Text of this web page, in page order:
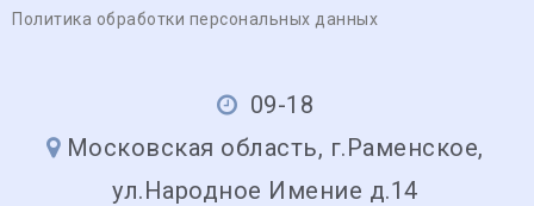
Политика обработки персональных данных
09-18
Московская область, г.Раменское,
ул.Народное Имение д.14